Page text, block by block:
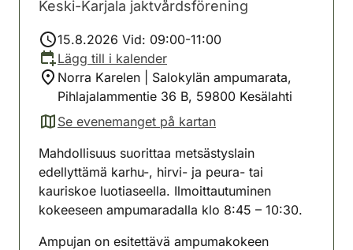
Keski-Karjala jaktvårdsförening
15.8.2026 Vid: 09:00-11:00
Lägg till i kalender
Norra Karelen | Salokylän ampumarata,
Pihlajalammentie 36 B, 59800 Kesälahti
Se evenemanget på kartan
(avautuu uuteen välilehteen)
Mahdollisuus suorittaa metsästyslain
edellyttämä karhu-, hirvi- ja peura- tai
kauriskoe luotiaseella. Ilmoittautuminen
kokeeseen ampumaradalla klo 8:45 – 10:30.
Ampujan on esitettävä ampumakokeen